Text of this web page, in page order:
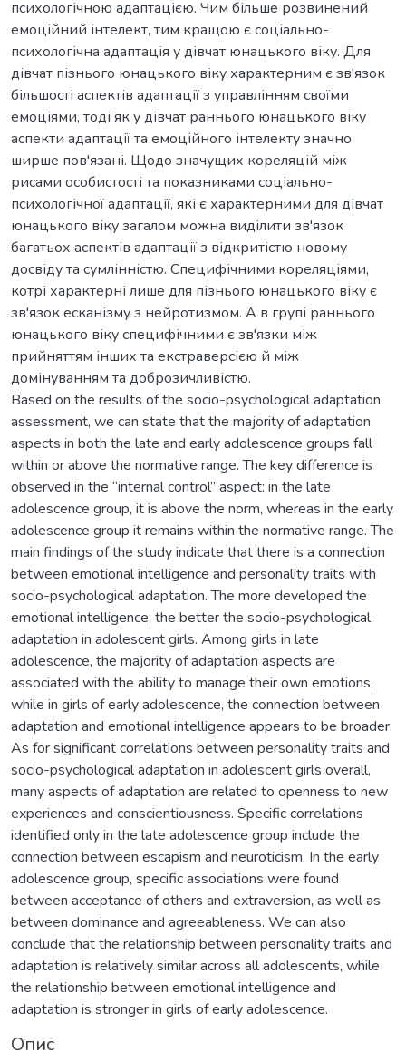
психологічною адаптацією. Чим більше розвинений
емоційний інтелект, тим кращою є соціально-
психологічна адаптація у дівчат юнацького віку. Для
дівчат пізнього юнацького віку характерним є зв'язок
більшості аспектів адаптації з управлінням своїми
емоціями, тоді як у дівчат раннього юнацького віку
аспекти адаптації та емоційного інтелекту значно
ширше пов'язані. Щодо значущих кореляцій між
рисами особистості та показниками соціально-
психологічної адаптації, які є характерними для дівчат
юнацького віку загалом можна виділити зв'язок
багатьох аспектів адаптації з відкритістю новому
досвіду та сумлінністю. Специфічними кореляціями,
котрі характерні лише для пізнього юнацького віку є
зв'язок есканізму з нейротизмом. А в групі раннього
юнацького віку специфічними є зв'язки між
прийняттям інших та екстраверсією й між
домінуванням та доброзичливістю.
Based on the results of the socio-psychological adaptation
assessment, we can state that the majority of adaptation
aspects in both the late and early adolescence groups fall
within or above the normative range. The key difference is
observed in the “internal control” aspect: in the late
adolescence group, it is above the norm, whereas in the early
adolescence group it remains within the normative range. The
main findings of the study indicate that there is a connection
between emotional intelligence and personality traits with
socio-psychological adaptation. The more developed the
emotional intelligence, the better the socio-psychological
adaptation in adolescent girls. Among girls in late
adolescence, the majority of adaptation aspects are
associated with the ability to manage their own emotions,
while in girls of early adolescence, the connection between
adaptation and emotional intelligence appears to be broader.
As for significant correlations between personality traits and
socio-psychological adaptation in adolescent girls overall,
many aspects of adaptation are related to openness to new
experiences and conscientiousness. Specific correlations
identified only in the late adolescence group include the
connection between escapism and neuroticism. In the early
adolescence group, specific associations were found
between acceptance of others and extraversion, as well as
between dominance and agreeableness. We can also
conclude that the relationship between personality traits and
adaptation is relatively similar across all adolescents, while
the relationship between emotional intelligence and
adaptation is stronger in girls of early adolescence.
Опис